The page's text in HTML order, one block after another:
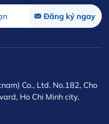
Co., Ltd. No.182, Cho
Ho Chi Minh city,